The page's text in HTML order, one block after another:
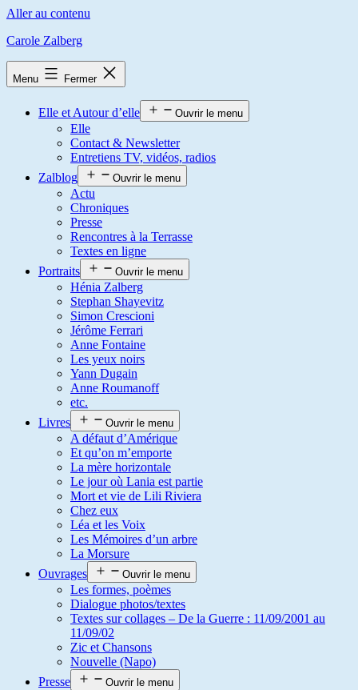
Aller au contenu
Carole Zalberg
Menu Fermer
Elle et Autour d’elle Ouvrir le menu
Elle
Contact & Newsletter
Entretiens TV, vidéos, radios
Zalblog
Ouvrir le menu
Actu
Chroniques
Presse
Rencontres à la Terrasse
Textes en ligne
Portraits
Ouvrir le menu
Hénia Zalberg
Stephan Shayevitz
Simon Crescioni
Jérôme Ferrari
Anne Fontaine
Les yeux noirs
Yann Dugain
Anne Roumanoff
etc.
Livres
Ouvrir le menu
A défaut d’Amérique
Et qu’on m’emporte
La mère horizontale
Le jour où Lania est partie
Mort et vie de Lili Riviera
Chez eux
Léa et les Voix
Les Mémoires d’un arbre
La Morsure
Ouvrages
Ouvrir le menu
Les formes, poèmes
Dialogue photos/textes
Textes sur collages – De la Guerre : 11/09/2001 au
11/09/02
Zic et Chansons
Nouvelle (Napo)
Presse
Ouvrir le menu